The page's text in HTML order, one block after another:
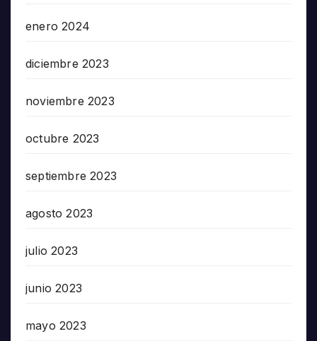
enero 2024
diciembre 2023
noviembre 2023
octubre 2023
septiembre 2023
agosto 2023
julio 2023
junio 2023
mayo 2023